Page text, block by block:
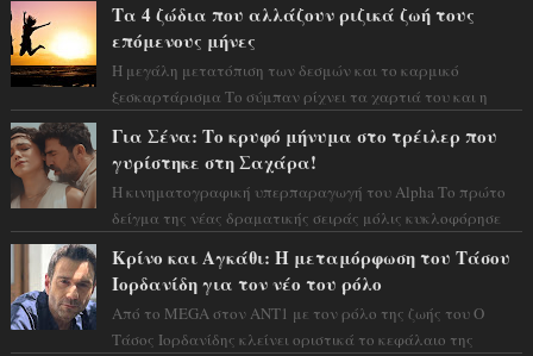
Τα 4 ζώδια που αλλάζουν ριζικά ζωή τους
επόμενους μήνες
Η μεγάλη μετατόπιση των δεσμών και το καρμικό
ξεσκαρτάρισμα Το σύμπαν ρίχνει τα χαρτιά του και η
Για Σένα: Το κρυφό μήνυμα στο τρέιλερ που
γυρίστηκε στη Σαχάρα!
Η κινηματογραφική υπερπαραγωγή του Alpha Το πρώτο
δείγμα της νέας δραματικής σειράς μόλις κυκλοφόρησε
Κρίνο και Αγκάθι: Η μεταμόρφωση του Τάσου
Ιορδανίδη για τον νέο του ρόλο
Από το MEGA στον ΑΝΤ1 με τον ρόλο της ζωής του Ο
Τάσος Ιορδανίδης κλείνει οριστικά το κεφάλαιο της